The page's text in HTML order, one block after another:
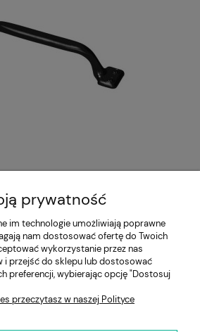
prywatność
im technologie umożliwiają poprawne
nam dostosować ofertę do Twoich
wykorzystanie przez nas
i przejść do sklepu lub dostosować
preferencji, wybierając opcję "Dostosuj
przeczytasz w naszej Polityce